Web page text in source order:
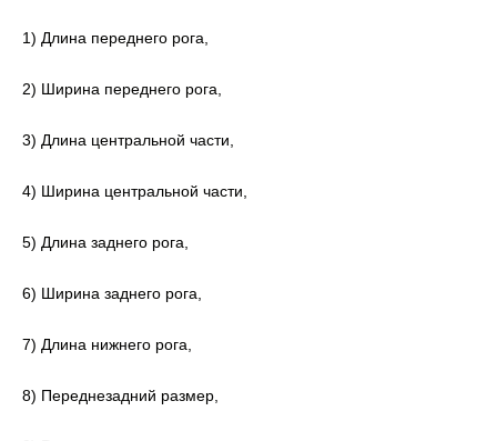
1) Длина переднего рога,
2) Ширина переднего рога,
3) Длина центральной части,
4) Ширина центральной части,
5) Длина заднего рога,
6) Ширина заднего рога,
7) Длина нижнего рога,
8) Переднезадний размер,